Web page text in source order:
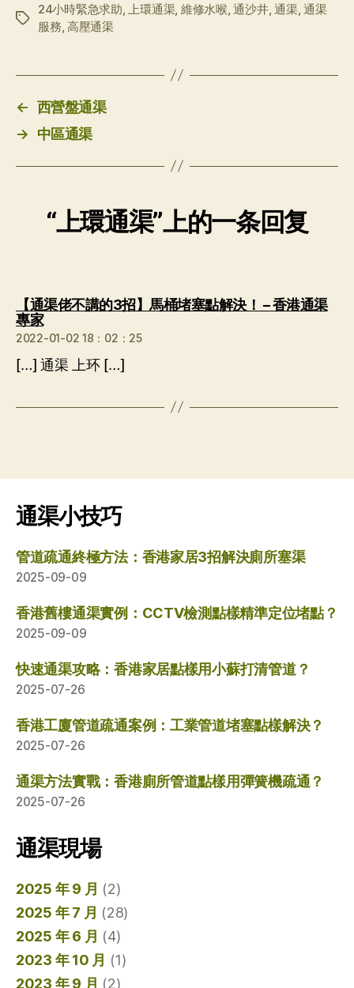
标
24小時緊急求助 上環通渠, 維修水喉 ,通沙井,通渠,通渠
服務 高壓通渠
← 西營盤通渠
→
中區通渠
“上環通渠”上的一条回复
【通渠佬不講的3招】馬桶堵塞點解決！ – 香港通渠
專家说：
2022-01-02 18：02：25
[…] 通渠 上环 […]
通渠小技巧
管道疏通終極方法：香港家居3招解決廁所塞渠
2025-09-09
香港舊樓通渠實例：CCTV檢測點樣精準定位堵點？
2025-09-09
快速通渠攻略：香港家居點樣用小蘇打清管道？
2025-07-26
香港工廈管道疏通案例：工業管道堵塞點樣解決？
2025-07-26
通渠方法實戰：香港廁所管道點樣用彈簧機疏通？
2025-07-26
通渠現場
2025 年 9 月 (2)
2025 年 7 月 (28)
2025 年 6 月 (4)
2023 年 10 月 (1)
2023 年 9 月 (2)